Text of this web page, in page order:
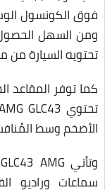
فوق الكونسول
ومن السهل
تحتويه السيارة
كما توفر المقاعد
الأضخم وسط